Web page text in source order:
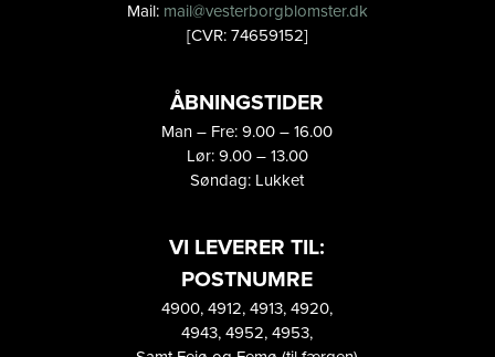
Mail: mail@vesterborgblomster.dk
[CVR: 74659152]
ÅBNINGSTIDER
Man – Fre: 9.00 – 16.00
Lør: 9.00 – 13.00
Søndag: Lukket
VI LEVERER TIL:
POSTNUMRE
4900, 4912, 4913, 4920,
4943, 4952, 4953,